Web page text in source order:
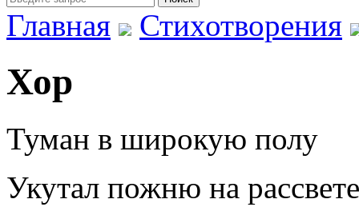
Главная
Стихотворения
Хор
Туман в широкую полу
Укутал пожню на